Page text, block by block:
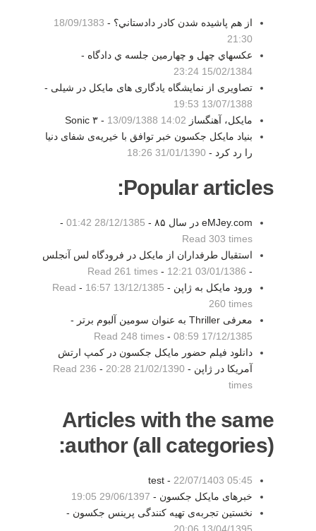
از هم پاشيده شدن كادر دادستاني؟ - 18/09/1383
21:30
عكسهاي چهل و چهارمين جلسه ي دادگاه -
15/02/1384 23:24
تصاویری از نمایشگاه یادگاری های مایکل در شیلی -
13/07/1388 19:53
مایکل، آهنگساز Sonic ۳ - 13/09/1388 14:02
بنیاد مایکل جکسون خبر توافق با خیریه‌ی شفای دنیا
را رد کرد - 31/01/1390 18:26
Popular articles:
eMJey.com در سال ۸۵ - 28/12/1385 01:42
-
Read 303 times
استقبال طرفداران از مایکل در فرودگاه لس آنجلس
-
03/01/1386 12:21
-
Read 261 times
ورود مایکل به ژاپن - 13/12/1385 16:57
-
Read
260 times
معرفی Thriller به عنوان سومین آلبوم برتر -
17/12/1385 08:59
-
Read 248 times
دانلود فیلم حضور مایکل جکسون در کمپ ارتش
آمریکا در ژاپن - 21/02/1390 20:28
-
Read 236
times
Articles with the same
author (all categories):
test - 22/07/1403 05:45
خبرهای مایکل جکسون - 29/06/1397 19:05
نخستین تجربه‌ی تهیه کنندگی پرینس جکسون -